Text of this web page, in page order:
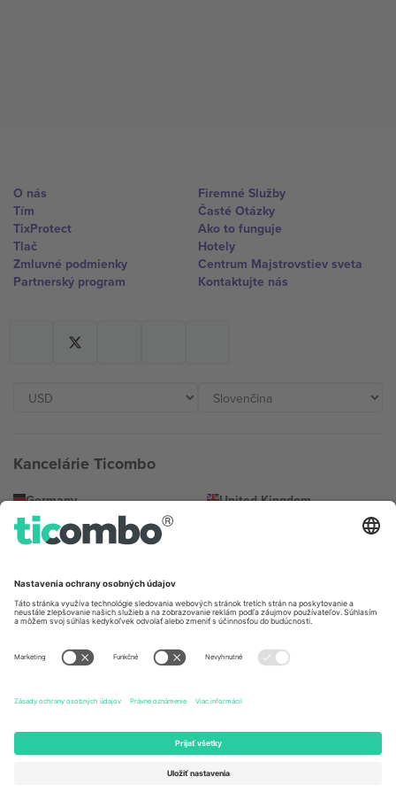
O nás
Tím
TixProtect
Tlač
Zmluvné podmienky
Partnerský program
Firemné Služby
Časté Otázky
Ako to funguje
Hotely
Centrum Majstrovstiev sveta
Kontaktujte nás
Kancelárie Ticombo
Germany
Unter den Linden 24, 10117
Berlin, Germany
United Kingdom
167 City Road, London, Greater
United States
131 Continental Dr, Suite 305,
States
Switzerland
Dorfstrasse 52a, 6390
Bulgaria
Bulgaria
United Arab Emirates
Building A1, Office 302, Dubai,
United Arab Emirates